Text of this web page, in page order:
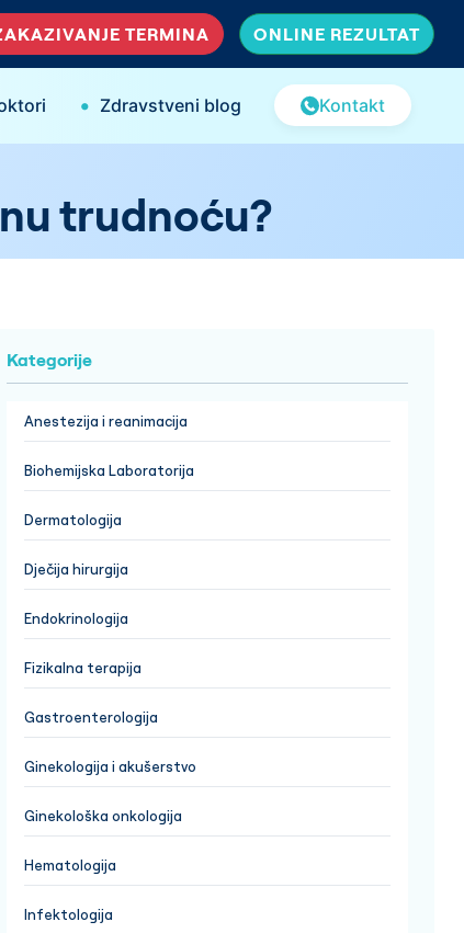
TERMINA ONLINE REZULTAT
• Zdravstveni blog Kontakt
trudnoću?
Kategorije
Anestezija i reanimacija
Biohemijska Laboratorija
Dermatologija
Dječija hirurgija
Endokrinologija
Fizikalna terapija
Gastroenterologija
Ginekologija i akušerstvo
Ginekološka onkologija
Hematologija
Infektologija